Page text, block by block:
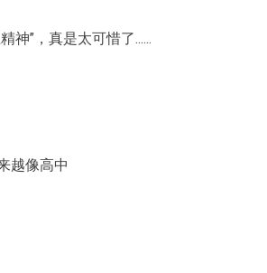
神”，真是太可惜了……
越像高中